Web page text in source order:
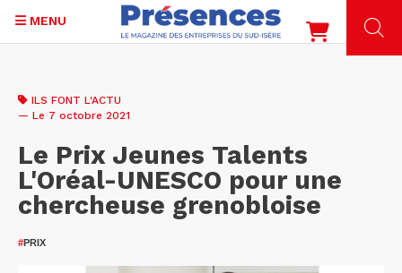
contenu
MENU
ILS FONT L'ACTU
— Le 7 octobre 2021
Le Prix Jeunes Talents
L'Oréal-UNESCO pour une
chercheuse grenobloise
#PRIX